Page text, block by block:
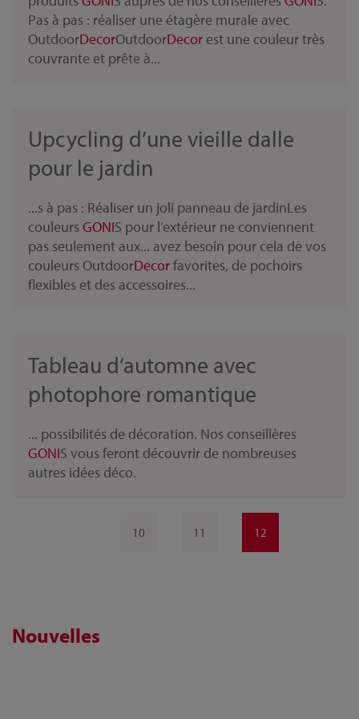
Pas à pas : réaliser une étagère murale avec
OutdoorDecorOutdoorDecor est une couleur très
couvrante et prête à...
Upcycling d’une vieille dalle
pour le jardin
...s à pas : Réaliser un joli panneau de jardinLes
couleursGONIS pour l’extérieur ne conviennent
pas seulement aux... avez besoin pour cela de vos
couleurs OutdoorDecorfavorites, de pochoirs
flexibles et des accessoires...
Tableau d‘automne avec
photophore romantique
... possibilités de décoration. Nos conseillères
GONIS vous feront découvrir de nombreuses
autres idées déco.
10 11 12
Nouvelles